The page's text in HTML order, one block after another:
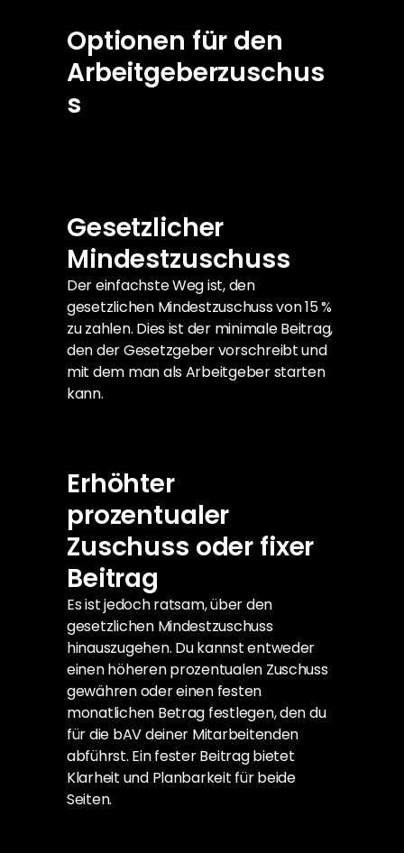
Optionen für den
Arbeitgeberzuschus
s
Gesetzlicher
Mindestzuschuss
Der einfachste Weg ist, den
gesetzlichen Mindestzuschuss von 15 %
zu zahlen. Dies ist der minimale Beitrag,
den der Gesetzgeber vorschreibt und
mit dem man als Arbeitgeber starten
kann.
Erhöhter
prozentualer
Zuschuss oder fixer
Beitrag
Es ist jedoch ratsam, über den
gesetzlichen Mindestzuschuss
hinauszugehen. Du kannst entweder
einen höheren prozentualen Zuschuss
gewähren oder einen festen
monatlichen Betrag festlegen, den du
für die bAV deiner Mitarbeitenden
abführst. Ein fester Beitrag bietet
Klarheit und Planbarkeit für beide
Seiten.